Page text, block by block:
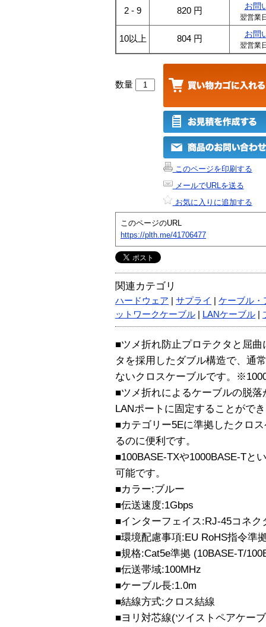
2 - 9 820 円 お問
翌営業
10以上 804 円 お問
翌営業
数量
このページを印刷する
メールでURLを送る
お気に入りに追加する
このページのURL
https://plth.me/41706477
関連カテゴリ
ハードウェア サプライ
ケーブル・
ットワークケーブル
LANケーブル
■ツメ折れ防止プロテクタと屈
タを採用したダブル構造で、通
ないクロスケーブルです。
■ツメ折れによるケーブルの脱
LANポートに固定することがで
■カテゴリー5Eに準拠したクロ
るのに便利です。
■100BASE-TXや1000BASE-Tと
可能です。
■カラー:ブルー
■伝送速度:1Gbps
■インターフェイス:RJ-45コネク
■環境配慮事項:EU RoHS指令準
■規格:Cat5e準拠 (10BASE-T/
■伝送帯域:100MHz
■ケーブル長:1.0m
■結線方式:クロス結線
■ヨリ対芯線(ツイストペアケー